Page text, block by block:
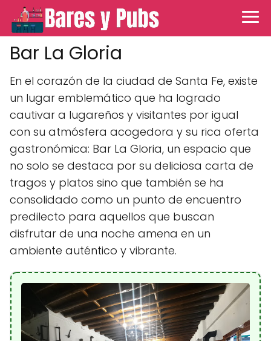
Bar La Gloria
En el corazón de la ciudad de Santa Fe, existe
un lugar emblemático que ha logrado
cautivar a lugareños y visitantes por igual
con su atmósfera acogedora y su rica oferta
gastronómica: Bar La Gloria, un espacio que
no solo se destaca por su deliciosa carta de
tragos y platos sino que también se ha
consolidado como un punto de encuentro
predilecto para aquellos que buscan
disfrutar de una noche amena en un
ambiente auténtico y vibrante.